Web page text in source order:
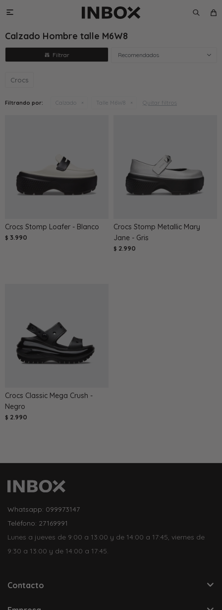

Calzado Hombre talle M6W8
Recomendados
Crocs
Filtrando por: Calzado Talle M6W8 Quitar filtros
Crocs Stomp Loafer - Blanco
$ 3.990
Crocs Stomp Metallic Mary
Jane - Gris
$ 2.990
Crocs Classic Mega Crush -
Negro
$ 2.990
Whatsapp: 099973147
Teléfono: 27169991
Lunes a jueves de 9:00 a 13:00 y de 14:00 a 17:45, viernes de
9:30 a 13:00 y de 14:00 a 17:45.
Contacto